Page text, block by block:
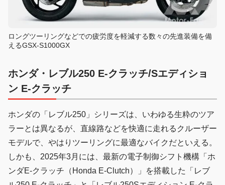
ロングツーリングなどでの疲労度を軽減する数々の先進装備を備
えるGSX-S1000GX
ホンダ・レブル250 E-クラッチ/Sエディショ
ン E-クラッチ
ホンダの「レブル250」シリーズは、いわゆる生粋のツア
ラーとは異なるが、直線路などを快適に走れるクルーザー
モデルで、やはりツーリングに最適なバイクだといえる。
しかも、2025年3月には、最新の電子制御シフト機構「ホ
ンダE-クラッチ（Honda E-Clutch）」を搭載した「レブ